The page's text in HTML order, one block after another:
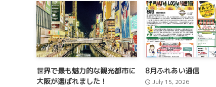
世界で最も魅力的な観光都市に
大阪が選ばれました！
8月ふれあい通信
July 15, 2026